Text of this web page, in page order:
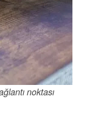
noktası